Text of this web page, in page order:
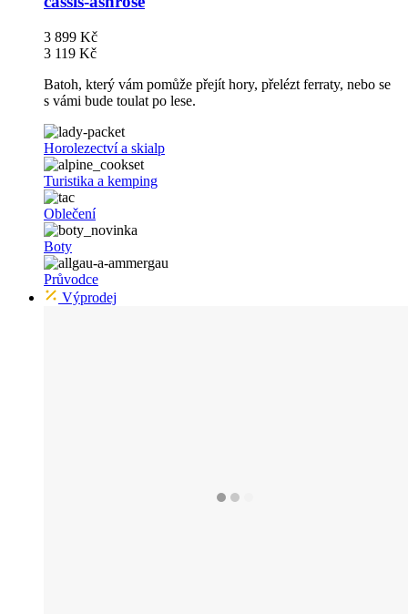
3 899 Kč
3 119 Kč
Batoh, který vám pomůže přejít hory, přelézt ferraty, nebo se
s vámi bude toulat po lese.
Horolezectví a skialp
Turistika a kemping
Oblečení
Boty
Průvodce
Výprodej